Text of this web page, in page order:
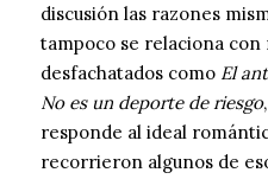
discusión las razones
tampoco se relaciona con
desfachatados como El
No es un deporte de riesgo
responde al ideal
recorrieron algunos de